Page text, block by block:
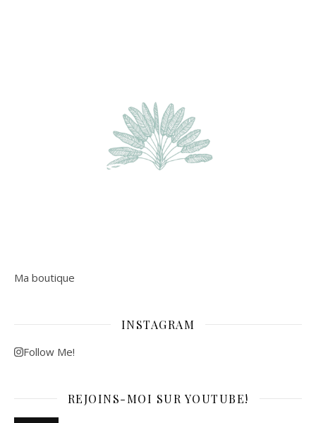
Ma boutique
INSTAGRAM
Follow Me!
REJOINS-MOI SUR YOUTUBE!